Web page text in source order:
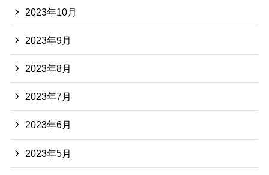
2023年10月
2023年9月
2023年8月
2023年7月
2023年6月
2023年5月